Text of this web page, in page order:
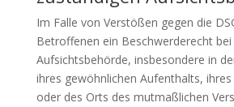
Im Falle von Verstößen gegen die
Betroffenen ein Beschwerderecht
Aufsichtsbehörde, insbesondere in
ihres gewöhnlichen Aufenthalts,
oder des Orts des mutmaßlichen